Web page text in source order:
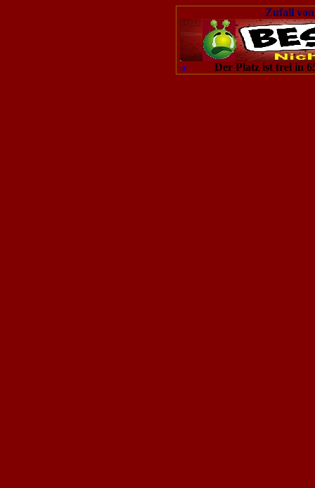
Zufall
Der Platz ist frei in